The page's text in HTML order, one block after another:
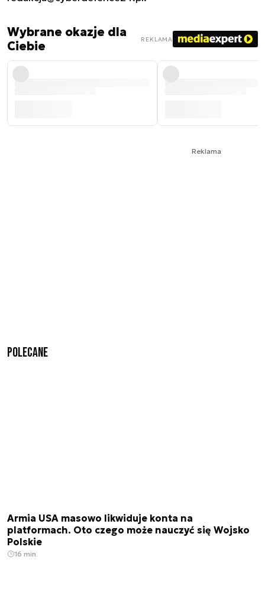
Wybrane okazje dla
Ciebie
REKLAMA
Reklama
Polecane
Armia USA masowo likwiduje konta na
platformach. Oto czego może nauczyć się Wojsko
Polskie
16 min.